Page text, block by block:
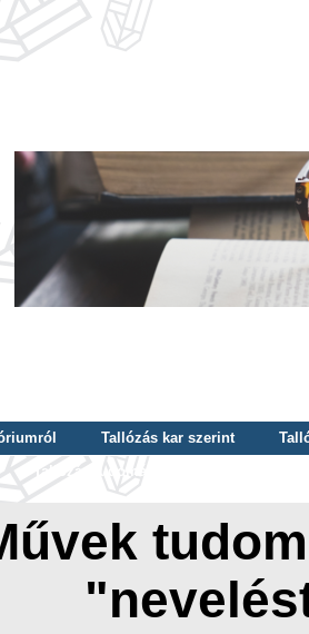
Tallózás kar szerint
Tallózás tudományterület szerint